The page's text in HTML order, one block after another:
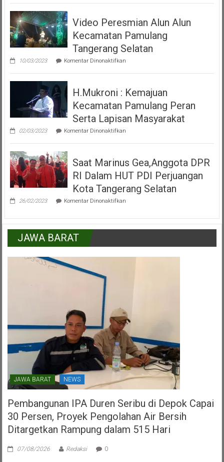
Moyo
Maena
Acara
Misa
Inkulturasi
IKKSU
Pamulang
Video Peresmian Alun Alun
Kecamatan Pamulang
Tangerang Selatan
10/03/2023 Komentar Dinonaktifkanpada
Peresmian
Alun
Kecamatan
Pamulang
Tangerang
Selatan
H.Mukroni : Kemajuan
Kecamatan Pamulang Peran
Serta Lapisan Masyarakat
02/03/2023 Komentar Dinonaktifkanpada
:
Kecamatan
Pamulang
Peran
Lapisan
Masyarakat
Saat Marinus Gea,Anggota DPR
RI Dalam HUT PDI Perjuangan
Kota Tangerang Selatan
26/02/2023 Komentar Dinonaktifkanpada
Gea,Anggota
DPR
Dalam
JAWA BARAT
JAWA BARAT NEWS
Pembangunan IPA Duren Seribu di Depok Capai
30 Persen, Proyek Pengolahan Air Bersih
Ditargetkan Rampung dalam 515 Hari
07/08/2026 Redaksi 0